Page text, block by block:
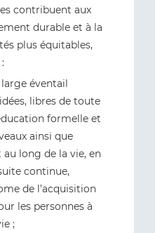
contribuent aux
durable et à la
plus équitables,
éventail
libres de toute
formelle et
ainsi que
long de la vie, en
continue,
de l’acquisition
les personnes à
;